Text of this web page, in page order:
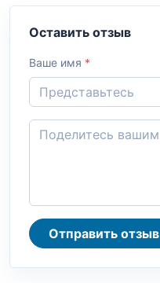
Оставить отзыв
Ваше имя *
Отправить отзыв